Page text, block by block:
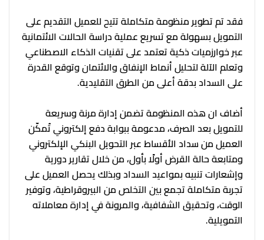
فقد تم تطوير منظومة متكاملة تتيح للعميل التقديم على
التمويل بسهولة مع تسريع عملية دراسة الحالات الائتمانية
عبر خوارزميات ذكية تعتمد على تقنيات الذكاء الاصطناعي
وتعلم الآلة لتحليل أنماط الإنفاق والائتمان وتوقع القدرة
على السداد بدقة أعلى من الطرق التقليدية.
أضاف ان هذه المنظومة تضمن إدارة مرنة وسريعة
للتمويل بعد الصرف، مدعومة ببوابة دفع إلكتروني تُمكّن
العميل من سداد الأقساط عبر التحويل البنكي الإلكتروني
ومتابعة حالة القرض أولًا بأول، من خلال تقارير دورية
وإشعارات تنبيه بمواعيد السداد وبذلك يحصل العميل على
تجربة متكاملة تجمع بين التخلص من البيروقراطية، وتوفير
الوقت، وتحقيق الشفافية، والمرونة في إدارة معاملاته
التمويلية.